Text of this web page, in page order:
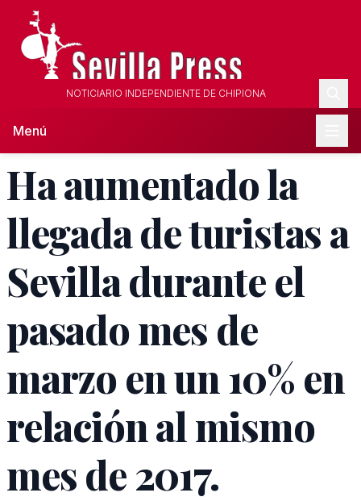
NOTICIARIO INDEPENDIENTE DE CHIPIONA
Menú
Ha aumentado la
llegada de turistas a
Sevilla durante el
pasado mes de
marzo en un 10% en
relación al mismo
mes de 2017.